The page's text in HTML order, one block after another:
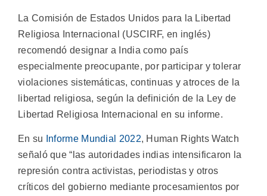
La Comisión de Estados Unidos para la Libertad
Religiosa Internacional (USCIRF, en inglés)
recomendó designar a India como país
especialmente preocupante, por participar y tolerar
violaciones sistemáticas, continuas y atroces de la
libertad religiosa, según la definición de la Ley de
Libertad Religiosa Internacional en su informe.
En su Informe Mundial 2022, Human Rights Watch
señaló que “las autoridades indias intensificaron la
represión contra activistas, periodistas y otros
críticos del gobierno mediante procesamientos por